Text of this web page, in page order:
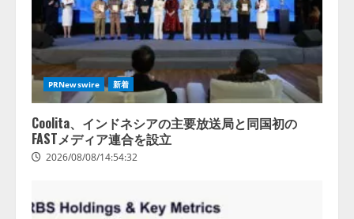
PRNewswire 新着
Coolita、インドネシアの主要放送局と同国初の
FASTメディア連合を設立
2026/08/08/14:54:32